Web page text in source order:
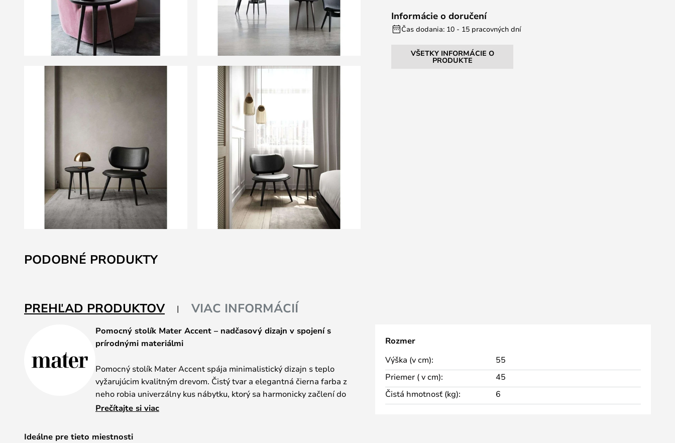
na
začiatok
Informácie o doručení
Čas dodania: 10 - 15 pracovných dní
VŠETKY INFORMÁCIE O
PRODUKTE
PODOBNÉ PRODUKTY
PREHĽAD PRODUKTOV VIAC INFORMÁCIÍ
Pomocný stolík Mater Accent – nadčasový dizajn v spojení s
prírodnými materiálmi
Pomocný stolík Mater Accent spája minimalistický dizajn s teplo
vyžarujúcim kvalitným drevom. Čistý tvar a elegantná čierna farba z
neho robia univerzálny kus nábytku, ktorý sa harmonicky začlení do
rôznych štýlov interiéru. Kombinácia estetiky a funkčnosti dodáva
výrazný akcent.
Prečítajte si viac
Ideálne pre tieto miestnosti
Rozmer
Výška (v cm):
55
Priemer ( v cm):
45
Čistá hmotnosť (kg):
6